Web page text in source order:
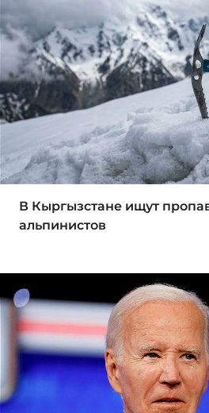
В Кыргызстане ищут
альпинистов